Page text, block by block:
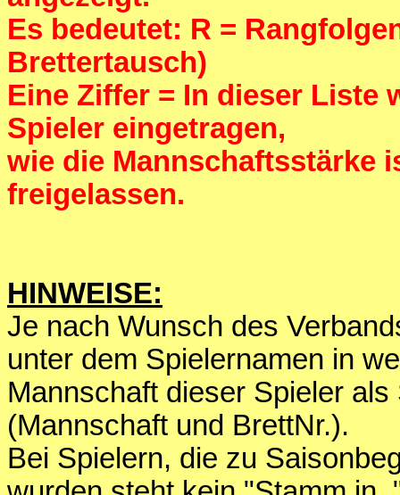
Es bedeutet: R =
Brettertausch)
Eine Ziffer = In dieser Liste
Spieler eingetragen,
wie die Mannschaftsstärke
freigelassen.
HINWEISE:
Je nach Wunsch des
unter dem Spielernamen in
Mannschaft dieser Spieler
(Mannschaft und BrettNr.).
Bei Spielern, die zu